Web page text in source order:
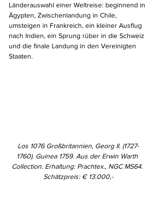
Länderauswahl einer Weltreise: beginnend in
Ägypten, Zwischenlandung in Chile,
umsteigen in Frankreich, ein kleiner Ausflug
nach Indien, ein Sprung rüber in die Schweiz
und die finale Landung in den Vereinigten
Staaten.
Los 1076 Großbritannien, Georg II. (1727-
1760). Guinea 1759. Aus der Erwin Warth
Collection. Erhaltung: Prachtex., NGC MS64.
Schätzpreis: € 13.000,-